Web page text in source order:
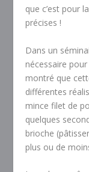
que c’est pour
précises !
Dans un
nécessaire
montré que
différentes
mince filet de
quelques
brioche
plus ou de